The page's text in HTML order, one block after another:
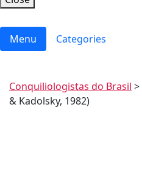
Menu Categories
Conquiliologistas do Brasil >
& Kadolsky, 1982)